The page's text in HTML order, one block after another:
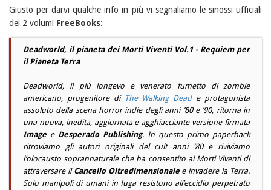
Giusto per darvi qualche info in più vi segnaliamo le sinossi ufficiali
dei 2 volumi FreeBooks:
Deadworld, il pianeta dei Morti Viventi Vol.1 - Requiem per
il Pianeta Terra
Deadworld, il più longevo e venerato fumetto di zombie
americano, progenitore di The Walking Deade protagonista
assoluto della scena horror indie degli anni ’80 e ’90, ritorna in
una nuova, inedita, aggiornata e agghiacciante versione firmata
Image e Desperado Publishing. In questo primo paperback
ritroviamo gli autori originali del cult anni ’80 e riviviamo
l’olocausto soprannaturale che ha consentito ai Morti Viventi di
attraversare il Cancello Oltredimensionalee invadere la Terra.
Solo manipoli di umani in fuga resistono all’eccidio perpetrato